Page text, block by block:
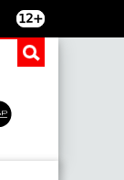
12+